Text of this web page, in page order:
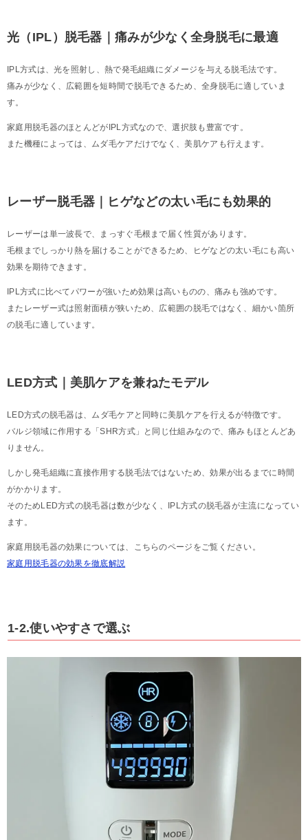
光（IPL）脱毛器｜痛みが少なく全身脱毛に最適
IPL方式は、光を照射し、熱で発毛組織にダメージを与える脱毛法です。
痛みが少なく、広範囲を短時間で脱毛できるため、全身脱毛に適していま
す。
家庭用脱毛器のほとんどがIPL方式なので、選択肢も豊富です。
また機種によっては、ムダ毛ケアだけでなく、美肌ケアも行えます。
レーザー脱毛器｜ヒゲなどの太い毛にも効果的
レーザーは単一波長で、まっすぐ毛根まで届く性質があります。
毛根までしっかり熱を届けることができるため、ヒゲなどの太い毛にも高い
効果を期待できます。
IPL方式に比べてパワーが強いため効果は高いものの、痛みも強めです。
またレーザー式は照射面積が狭いため、広範囲の脱毛ではなく、細かい箇所
の脱毛に適しています。
LED方式｜美肌ケアを兼ねたモデル
LED方式の脱毛器は、ムダ毛ケアと同時に美肌ケアを行えるが特徴です。
バルジ領域に作用する「SHR方式」と同じ仕組みなので、痛みもほとんどあ
りません。
しかし発毛組織に直接作用する脱毛法ではないため、効果が出るまでに時間
がかかります。
そのためLED方式の脱毛器は数が少なく、IPL方式の脱毛器が主流になってい
ます。
家庭用脱毛器の効果については、こちらのページをご覧ください。
家庭用脱毛器の効果を徹底解説
1-2.使いやすさで選ぶ